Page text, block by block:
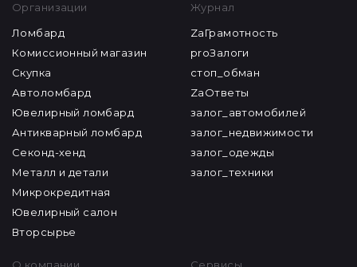
Организации
Ломбард
Комиссионный магазин
Скупка
Автоломбард
Ювелирный ломбард
Антикварный ломбард
Секонд-хенд
Металл и детали
Микрокредитная
Ювелирный салон
Вторсырье
Журнал
ZaГрамотность
proЗалоги
стоп_обман
ZaОтветы
залог_автомобилей
залог_недвижимости
залог_одежды
залог_техники